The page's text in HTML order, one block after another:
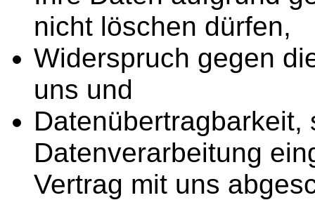
nicht löschen dürfen,
Widerspruch gegen
uns und
Datenübertragbarkeit,
Datenverarbeitung
Vertrag mit uns